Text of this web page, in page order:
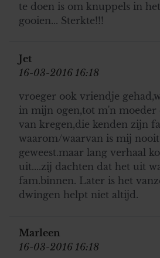
verzameld op basis van uw
gaat akkoord met onze cookies als
te doen is om knuppels in
gooien... Sterkte!!!
Jet
16-03-2016 16:18
vroeger ook vriendje
in mijn ogen,tot m'n moeder
van kregen,die kenden zijn
waarom/waarvan is mij
geweest.maar lang verhaal
uit....zij dachten dat het uit
fam.binnen. Later is het
dwingen helpt niet altijd.
Marleen
16-03-2016 16:18